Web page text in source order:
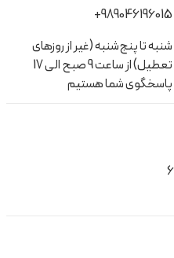
+989046196015
شنبه تا پنج‌شنبه (غیر از روزهای
تعطیل) از ساعت 9 صبح الی 17
پاسخگوی شما هستیم